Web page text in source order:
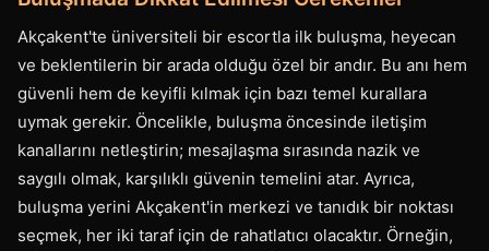
Akçakent'te üniversiteli bir escortla ilk buluşma, heyecan
ve beklentilerin bir arada olduğu özel bir andır. Bu anı hem
güvenli hem de keyifli kılmak için bazı temel kurallara
uymak gerekir. Öncelikle, buluşma öncesinde iletişim
kanallarını netleştirin; mesajlaşma sırasında nazik ve
saygılı olmak, karşılıklı güvenin temelini atar. Ayrıca,
buluşma yerini Akçakent'in merkezi ve tanıdık bir noktası
seçmek, her iki taraf için de rahatlatıcı olacaktır. Örneğin,